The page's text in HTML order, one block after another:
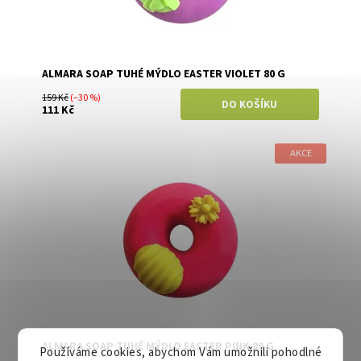
ALMARA SOAP TUHÉ MÝDLO EASTER VIOLET 80 G
159 Kč(–30 %)
111 Kč
AKCE
ALMARA SOAP TUHÉ MÝDLO EASTER PINK 80 G
Používáme cookies, abychom Vám umožnili pohodlné